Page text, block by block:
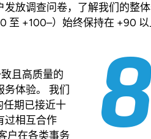
放调查问卷，了解我们的整
至 +100–）始终保持在 +90 以
且高质量的
务体验。 我们
任期已接近十
过相互合作
户在各类事务